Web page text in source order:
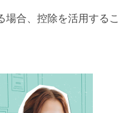
場合、控除を活用するこ